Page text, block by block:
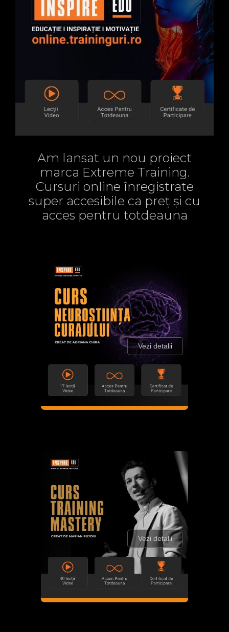
Am lansat un nou proiect
marca Extreme Training.
Cursuri online înregistrate
super accesibile ca preț și cu
acces pentru totdeauna
Vezi detalii
Vezi detalii